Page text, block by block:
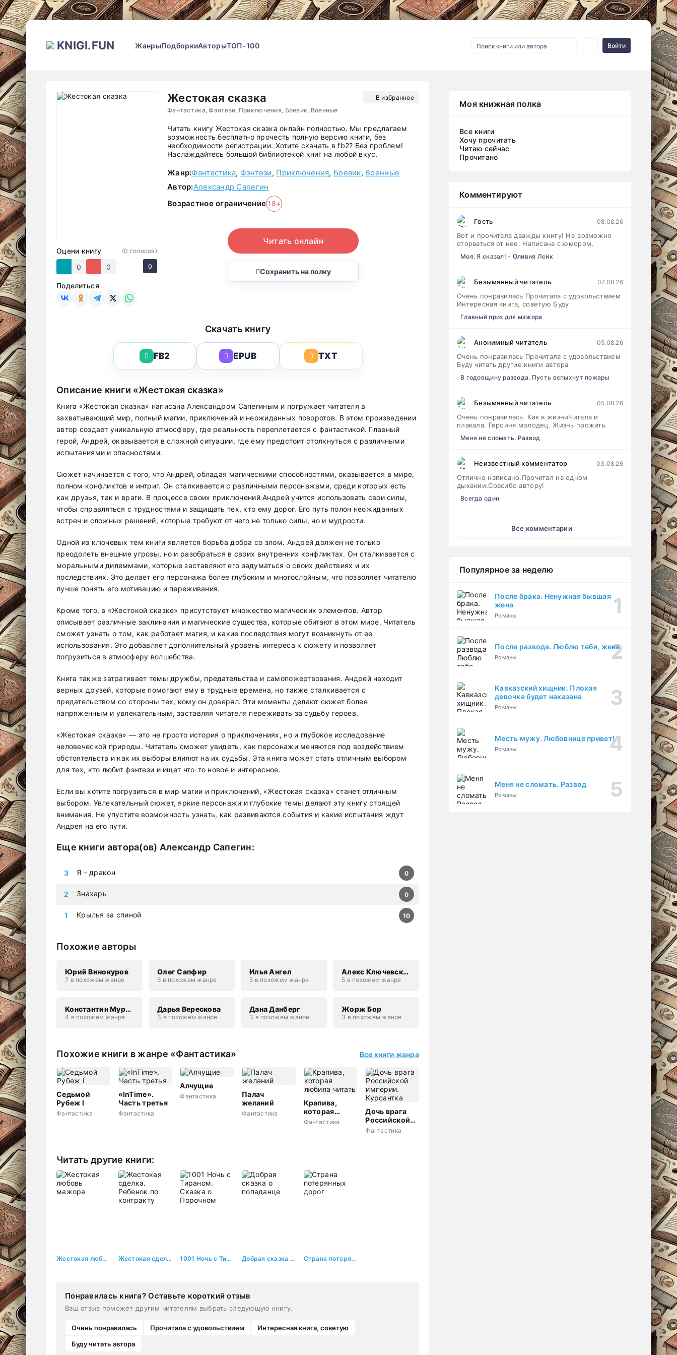
KNIGI.FUN ЖанрыПодборкиАвторыТОП-100 Войти
Жестокая сказка
Фантастика, Фэнтези, Приключения, Боевик, Военные
В избранное
Оцени книгу
0
0
(0 голосов)
0
Поделиться
Читать книгу Жестокая сказка онлайн полностью. Мы предлагаем
возможность бесплатно прочесть полную версию книги, без
необходимости регистрации. Хотите скачать в fb2? Без проблем!
Наслаждайтесь большой библиотекой книг на любой вкус.
Жанр:Фантастика, Фэнтези, Приключения, Боевик, Военные
Автор:Александр Сапегин
Возрастное ограничение 18+
Читать онлайн
Сохранить на полку
Скачать книгу
FB2 EPUB TXT
Описание книги «Жестокая сказка»
Книга «Жестокая сказка» написана Александром Сапегиным и погружает читателя в
захватывающий мир, полный магии, приключений и неожиданных поворотов. В этом произведении
автор создает уникальную атмосферу, где реальность переплетается с фантастикой. Главный
герой, Андрей, оказывается в сложной ситуации, где ему предстоит столкнуться с различными
испытаниями и опасностями.
Сюжет начинается с того, что Андрей, обладая магическими способностями, оказывается в мире,
полном конфликтов и интриг. Он сталкивается с различными персонажами, среди которых есть
как друзья, так и враги. В процессе своих приключений Андрей учится использовать свои силы,
чтобы справляться с трудностями и защищать тех, кто ему дорог. Его путь полон неожиданных
встреч и сложных решений, которые требуют от него не только силы, но и мудрости.
Одной из ключевых тем книги является борьба добра со злом. Андрей должен не только
преодолеть внешние угрозы, но и разобраться в своих внутренних конфликтах. Он сталкивается с
моральными дилеммами, которые заставляют его задуматься о своих действиях и их
последствиях. Это делает его персонажа более глубоким и многослойным, что позволяет читателю
лучше понять его мотивацию и переживания.
Кроме того, в «Жестокой сказке» присутствует множество магических элементов. Автор
описывает различные заклинания и магические существа, которые обитают в этом мире. Читатель
сможет узнать о том, как работает магия, и какие последствия могут возникнуть от ее
использования. Это добавляет дополнительный уровень интереса к сюжету и позволяет
погрузиться в атмосферу волшебства.
Книга также затрагивает темы дружбы, предательства и самопожертвования. Андрей находит
верных друзей, которые помогают ему в трудные времена, но также сталкивается с
предательством со стороны тех, кому он доверял. Эти моменты делают сюжет более
напряженным и увлекательным, заставляя читателя переживать за судьбу героев.
«Жестокая сказка» — это не просто история о приключениях, но и глубокое исследование
человеческой природы. Читатель сможет увидеть, как персонажи меняются под воздействием
обстоятельств и как их выборы влияют на их судьбы. Эта книга может стать отличным выбором
для тех, кто любит фэнтези и ищет что-то новое и интересное.
Если вы хотите погрузиться в мир магии и приключений, «Жестокая сказка» станет отличным
выбором. Увлекательный сюжет, яркие персонажи и глубокие темы делают эту книгу стоящей
внимания. Не упустите возможность узнать, как развиваются события и какие испытания ждут
Андрея на его пути.
Еще книги автора(ов) Александр Сапегин:
Крылья за спиной 10
Знахарь 0
Я – дракон 0
Похожие авторы
Юрий Винокуров
7 в похожем жанре
Олег Сапфир
6 в похожем жанре
Илья Ангел
5 в похожем жанре
Алекс Ключевской
5 в похожем жанре
Константин Муравьев
4 в похожем жанре
Дарья Верескова
3 в похожем жанре
Дана Данберг
3 в похожем жанре
Жорж Бор
3 в похожем жанре
Похожие книги в жанре «Фантастика» Все книги жанра
Седьмой
Рубеж I
Фантастика
«InTime».
Часть третья
Фантастика
Алчущие
Фантастика
Палач
желаний
Фантастика
Крапива,
которая
любила
Фантастика
Дочь врага
Российской
империи.
Фантастика
Читать другие книги:
Жестокая любовь мажора Жестокая сделка. Ребенок по контракту 1001 Ночь с Тираном. Сказка о Порочном Добрая сказка о попаданце Страна потерянных дорог
Понравилась книга? Оставьте короткий отзыв
Ваш отзыв поможет другим читателям выбрать следующую книгу.
Очень понравилась Прочитала с удовольствием
Интересная книга, советую
Буду читать автора
Моя книжная полка
Все книги
Хочу прочитать
Читаю сейчас
Прочитано
Комментируют
Гость 08.08.26
Вот и прочитала дважды книгу! Не возможно
оторваться от нее. Написана с юмором,
Моя. Я сказал! - Оливия Лейк
Безымянный читатель 07.08.26
Очень понравилась Прочитала с удовольствием
Интересная книга, советую Буду
Главный приз для мажора
Анонимный читатель 05.08.26
Очень понравилась Прочитала с удовольствием
Буду читать другие книги автора
В годовщину развода. Пусть вспыхнут пожары
Безымянный читатель 05.08.26
Очень понравилась. Как в жизниЧитала и
плакала. Героиня молодец. Жизнь прожить
Меня не сломать. Развод
Неизвестный комментатор 03.08.26
Отлично написано.Прочитал на одном
дыхании.Срасибо автору!
Всегда один
Все комментарии
Популярное за неделю
После брака. Ненужная бывшая
жена
Романы
После развода. Люблю тебя, жена
Романы
Кавказский хищник. Плохая
девочка будет наказана
Романы
Месть мужу. Любовнице привет!
Романы
Меня не сломать. Развод
Романы